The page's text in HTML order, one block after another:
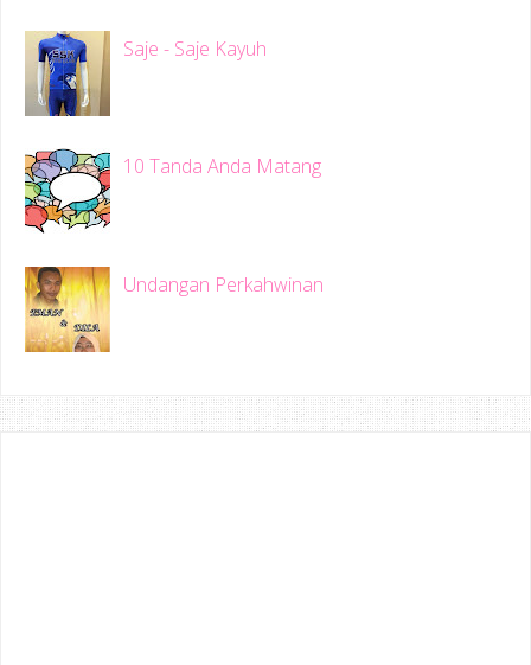
Saje - Saje Kayuh
10 Tanda Anda Matang
Undangan Perkahwinan